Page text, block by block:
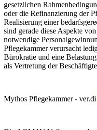
gesetzlichen
oder die Refinanzierung der
Realisierung einer
sind gerade diese Aspekte
notwendige
Pflegekammer verursacht
Bürokratie und eine
als Vertretung der
Mythos Pflegekammer - ver.di